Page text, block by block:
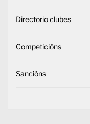
Directorio clubes
Competicións
Sancións